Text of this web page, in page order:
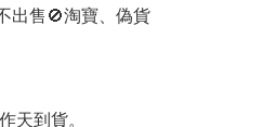
出售🚫淘寶、偽貨
天到貨。